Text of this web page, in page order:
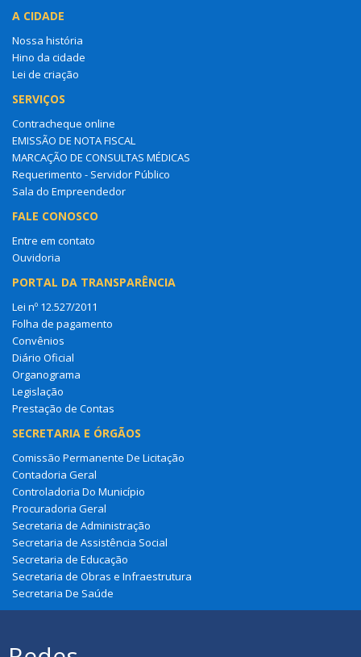
A CIDADE
Nossa história
Hino da cidade
Lei de criação
SERVIÇOS
Contracheque online
EMISSÃO DE NOTA FISCAL
MARCAÇÃO DE CONSULTAS MÉDICAS
Requerimento - Servidor Público
Sala do Empreendedor
FALE CONOSCO
Entre em contato
Ouvidoria
PORTAL DA TRANSPARÊNCIA
Lei nº 12.527/2011
Folha de pagamento
Convênios
Diário Oficial
Organograma
Legislação
Prestação de Contas
SECRETARIA E ÓRGÃOS
Comissão Permanente De Licitação
Contadoria Geral
Controladoria Do Município
Procuradoria Geral
Secretaria de Administração
Secretaria de Assistência Social
Secretaria de Educação
Secretaria de Obras e Infraestrutura
Secretaria De Saúde